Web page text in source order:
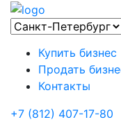
Купить бизнес
Продать
Контакты
+7 (812) 407-17-80